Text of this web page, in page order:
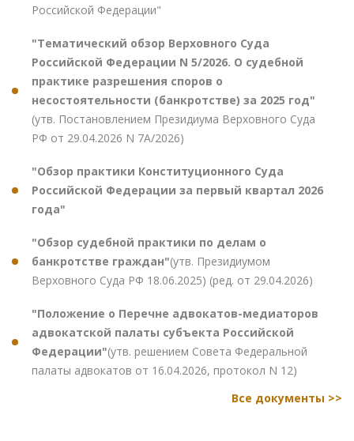
Российской Федерации"
"Тематический обзор Верховного Суда
Российской Федерации N 5/2026. О судебной
практике разрешения споров о
несостоятельности (банкротстве) за 2025 год"
(утв. Постановлением Президиума Верховного Суда
РФ от 29.04.2026 N 7А/2026)
"Обзор практики Конституционного Суда
Российской Федерации за первый квартал 2026
года"
"Обзор судебной практики по делам о
банкротстве граждан"(утв. Президиумом
Верховного Суда РФ 18.06.2025) (ред. от 29.04.2026)
"Положение о Перечне адвокатов-медиаторов
адвокатской палаты субъекта Российской
Федерации"(утв. решением Совета Федеральной
палаты адвокатов от 16.04.2026, протокол N 12)
Все документы >>